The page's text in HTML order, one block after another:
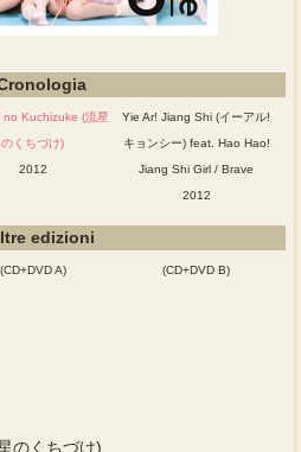
no Kuchizuke (流星
のくちづけ)
2012
Yie Ar! Jiang Shi (イーアル!
キョンシー) feat. Hao Hao!
Jiang Shi Girl / Brave
2012
edizioni
(CD+DVD A) (CD+DVD B)
のくちづけ)